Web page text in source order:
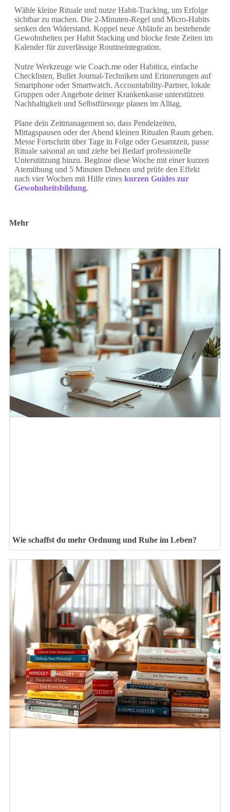
Wähle kleine Rituale und nutze Habit-Tracking, um Erfolge
sichtbar zu machen. Die 2-Minuten-Regel und Micro-Habits
senken den Widerstand. Koppel neue Abläufe an bestehende
Gewohnheiten per Habit Stacking und blocke feste Zeiten im
Kalender für zuverlässige Routineintegration.
Nutze Werkzeuge wie Coach.me oder Habitica, einfache
Checklisten, Bullet Journal-Techniken und Erinnerungen auf
Smartphone oder Smartwatch. Accountability-Partner, lokale
Gruppen oder Angebote deiner Krankenkasse unterstützen
Nachhaltigkeit und Selbstfürsorge planen im Alltag.
Plane dein Zeitmanagement so, dass Pendelzeiten,
Mittagspausen oder der Abend kleinen Ritualen Raum geben.
Messe Fortschritt über Tage in Folge oder Gesamtzeit, passe
Rituale saisonal an und ziehe bei Bedarf professionelle
Unterstützung hinzu. Beginne diese Woche mit einer kurzen
Atemübung und 5 Minuten Dehnen und prüfe den Effekt
nach vier Wochen mit Hilfe eines kurzen Guides zur
Gewohnheitsbildung.
Mehr
Wie schaffst du mehr Ordnung und Ruhe im Leben?